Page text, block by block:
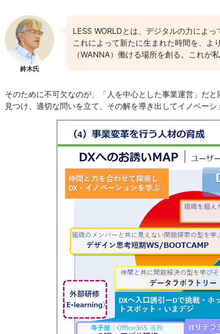
鈴木氏
LESS WORLDとは、デジタルの力によ
これによって新たに生まれた時間を、よ
（WANNA）働ける場所を創る。これが
そのために不可欠なのが、「人を中心とした事業運営」だ
見つけ、適切な問いを立て、その解を導き出してイノベー